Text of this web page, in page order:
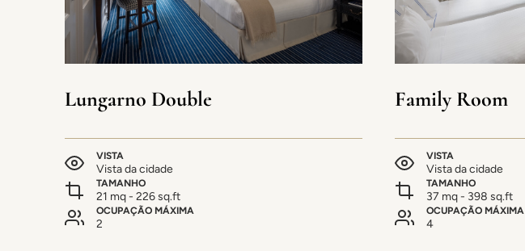
Lungarno Double
VISTA
Vista da cidade
TAMANHO
21 mq - 226 sq.ft
OCUPAÇÃO MÁXIMA
2
Family Room
VISTA
Vista da cidade
TAMANHO
37 mq - 398 sq.ft
OCUPAÇÃO MÁXIMA
4